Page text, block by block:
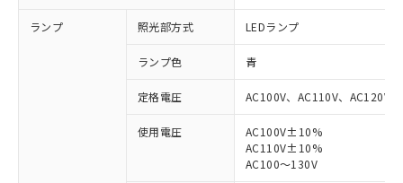
ランプ 照光部方式 LEDランプ
ランプ色 青
定格電圧 AC100V、AC110V、AC120V
使用電圧
AC100V±10%
AC110V±10%
AC100～130V